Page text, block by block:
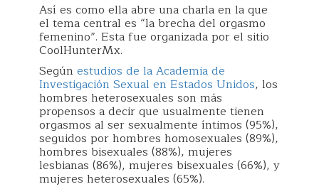
Así es como ella abre una charla en la que
el tema central es “la brecha del orgasmo
femenino”. Esta fue organizada por el sitio
CoolHunterMx.
Según estudios de la Academia de
Investigación Sexual en Estados Unidos, los
hombres heterosexuales son más
propensos a decir que usualmente tienen
orgasmos al ser sexualmente íntimos (95%),
seguidos por hombres homosexuales (89%),
hombres bisexuales (88%), mujeres
lesbianas (86%), mujeres bisexuales (66%), y
mujeres heterosexuales (65%).